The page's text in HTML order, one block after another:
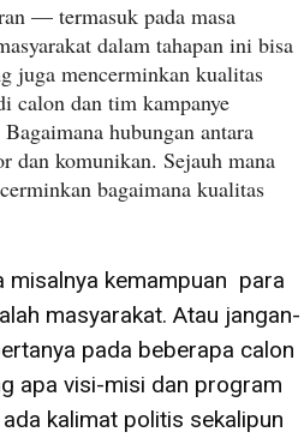
— termasuk pada masa
dalam tahapan ini bisa
juga mencerminkan kualitas
calon dan tim kampanye
hubungan antara
dan komunikan. Sejauh mana
bagaimana kualitas
misalnya kemampuan para
masyarakat. Atau jangan-
pada beberapa calon
apa visi-misi dan program
kalimat politis sekalipun